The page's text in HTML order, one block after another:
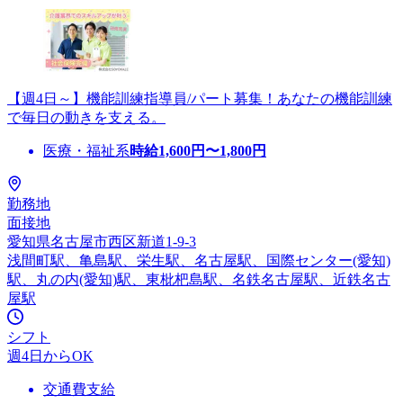
【週4日～】機能訓練指導員/パート募集！あなたの機能訓練
で毎日の動きを支える。
医療・福祉系時給1,600円〜1,800円
勤務地
面接地
愛知県名古屋市西区新道1-9-3
浅間町駅、亀島駅、栄生駅、名古屋駅、国際センター(愛知)
駅、丸の内(愛知)駅、東枇杷島駅、名鉄名古屋駅、近鉄名古
屋駅
シフト
週4日からOK
交通費支給